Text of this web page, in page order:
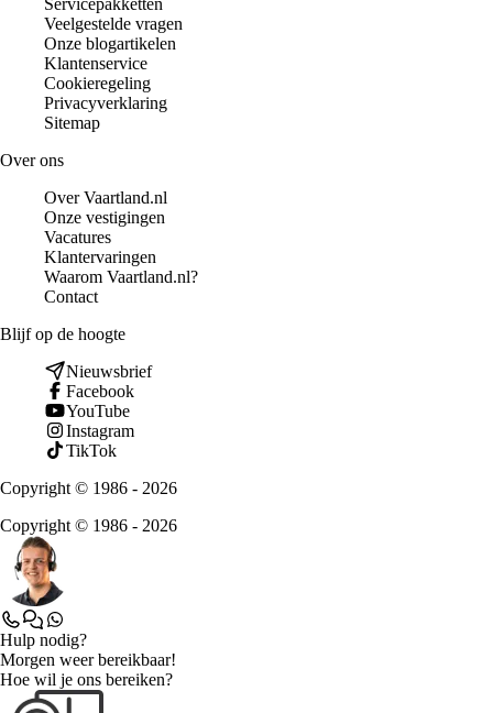
Veelgestelde vragen
Onze blogartikelen
Klantenservice
Cookieregeling
Privacyverklaring
Sitemap
Over ons
Over Vaartland.nl
Onze vestigingen
Vacatures
Klantervaringen
Waarom Vaartland.nl?
Contact
Blijf op de hoogte
Nieuwsbrief
Facebook
YouTube
Instagram
TikTok
Copyright © 1986 - 2026
Copyright © 1986 - 2026
Hulp nodig?
Morgen weer bereikbaar!
Hoe wil je ons bereiken?